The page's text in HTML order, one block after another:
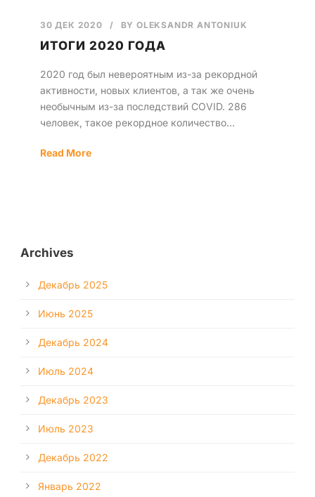
Русский
30 ДЕК 2020 / BYOLEKSANDR ANTONIUK
ИТОГИ 2020 ГОДА
2020 год был невероятным из-за рекордной
активности, новых клиентов, а так же очень
необычным из-за последствий COVID. 286
человек, такое рекордное количество...
Read More
Archives
Декабрь 2025
Июнь 2025
Декабрь 2024
Июль 2024
Декабрь 2023
Июль 2023
Декабрь 2022
Январь 2022